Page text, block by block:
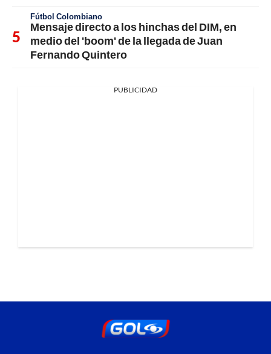
Fútbol Colombiano
Mensaje directo a los hinchas del DIM, en
medio del 'boom' de la llegada de Juan
Fernando Quintero
PUBLICIDAD